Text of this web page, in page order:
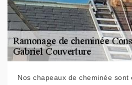
Nos chapeaux de cheminée sont